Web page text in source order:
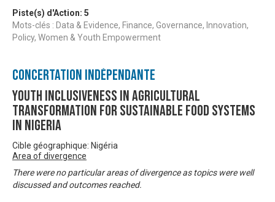
Piste(s) d'Action: 5
Mots-clés : Data & Evidence, Finance, Governance, Innovation,
Policy, Women & Youth Empowerment
Concertation Indépendante
Youth Inclusiveness In Agricultural
Transformation For Sustainable Food Systems
In Nigeria
Cible géographique: Nigéria
Area of divergence
There were no particular areas of divergence as topics were well
discussed and outcomes reached.